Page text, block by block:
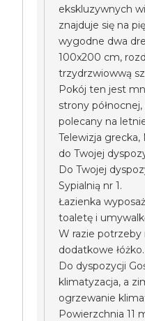
ekskluzywnych
znajduje się na
wygodne dwa
100x200 cm,
trzydrzwiowwą
Pokój ten jest
strony
polecany na
Telewizja
do Twojej
Do Twojej
Sypialnią nr 1.
Łazienka
toaletę i
W razie potrzeby
dodatkowe łóżko.
Do dyspozycji
klimatyzacja, a
ogrzewanie
Powierzchnia 11